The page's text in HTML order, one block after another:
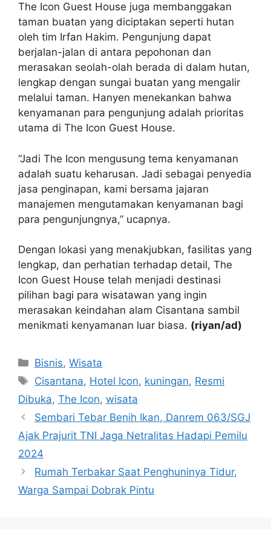
The Icon Guest House juga membanggakan
taman buatan yang diciptakan seperti hutan
oleh tim Irfan Hakim. Pengunjung dapat
berjalan-jalan di antara pepohonan dan
merasakan seolah-olah berada di dalam hutan,
lengkap dengan sungai buatan yang mengalir
melalui taman. Hanyen menekankan bahwa
kenyamanan para pengunjung adalah prioritas
utama di The Icon Guest House.
“Jadi The Icon mengusung tema kenyamanan
adalah suatu keharusan. Jadi sebagai penyedia
jasa penginapan, kami bersama jajaran
manajemen mengutamakan kenyamanan bagi
para pengunjungnya,” ucapnya.
Dengan lokasi yang menakjubkan, fasilitas yang
lengkap, dan perhatian terhadap detail, The
Icon Guest House telah menjadi destinasi
pilihan bagi para wisatawan yang ingin
merasakan keindahan alam Cisantana sambil
menikmati kenyamanan luar biasa. (riyan/ad)
Kategori
Bisnis,Wisata
Tag
Cisantana, Hotel Icon, kuningan, Resmi
Dibuka, The Icon, wisata
Sembari Tebar Benih Ikan, Danrem 063/SGJ
Ajak Prajurit TNI Jaga Netralitas Hadapi Pemilu
2024
Rumah Terbakar Saat Penghuninya Tidur,
Warga Sampai Dobrak Pintu